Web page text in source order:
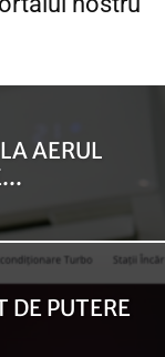
AERUL
DE PUTERE